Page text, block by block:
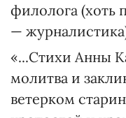
филолога (хоть
—
«...Стихи Анны
молитва и
ветерком